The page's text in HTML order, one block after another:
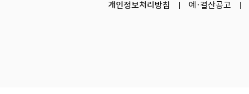
개인정보처리방침 예·결산공고